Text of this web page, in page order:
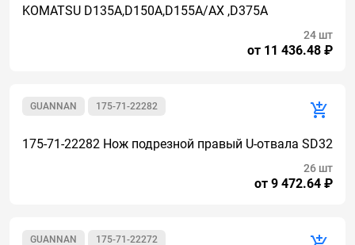
KOMATSU D135A,D150A,D155A/AX ,D375A
от 11 436.48 ₽
24 шт
175-71-22282
GUANNAN
175-71-22282 Нож подрезной правый U-отвала SD32
от 9 472.64 ₽
26 шт
175-71-22272
GUANNAN